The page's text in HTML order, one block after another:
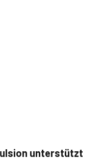
unterstützt